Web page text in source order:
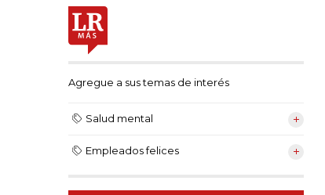
Agregue a sus temas de interés
Salud mental
Empleados felices